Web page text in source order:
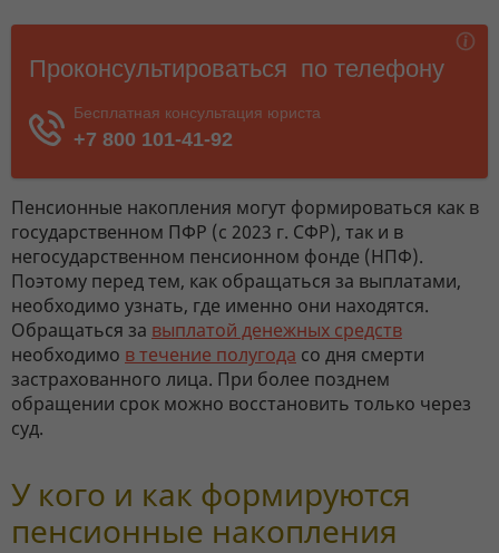
Пенсионные накопления могут формироваться как в
государственном ПФР (с 2023 г. СФР), так и в
негосударственном пенсионном фонде (НПФ).
Поэтому перед тем, как обращаться за выплатами,
необходимо узнать, где именно они находятся.
Обращаться за выплатой денежных средств
необходимо в течение полугода со дня смерти
застрахованного лица. При более позднем
обращении срок можно восстановить только через
суд.
У кого и как формируются
пенсионные накопления